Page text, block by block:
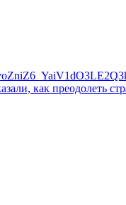
как преодолеть